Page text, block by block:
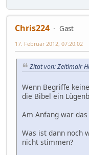
Chris224
Gast
17. Februar 2012, 07:20:02
Zitat von: Zeitlmair
Wenn Begriffe
die Bibel ein
Am Anfang war
Was ist dann noch
nicht stimmen?